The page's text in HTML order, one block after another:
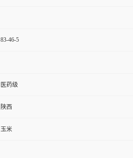
83-46-5
医药级
陕西
玉米